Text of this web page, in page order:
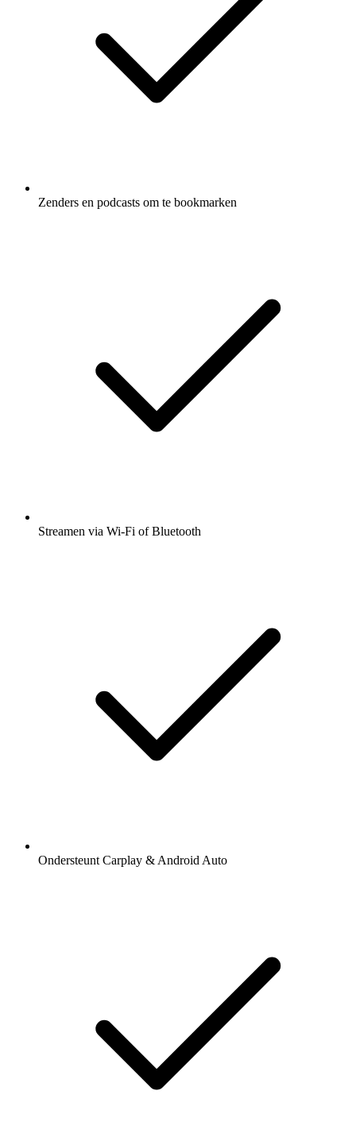
Zenders en podcasts om te bookmarken
Streamen via Wi-Fi of Bluetooth
Ondersteunt Carplay & Android Auto